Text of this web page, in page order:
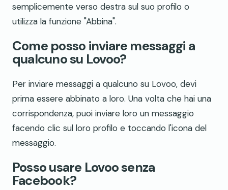
semplicemente verso destra sul suo profilo o
utilizza la funzione "Abbina".
Come posso inviare messaggi a
qualcuno su Lovoo?
Per inviare messaggi a qualcuno su Lovoo, devi
prima essere abbinato a loro. Una volta che hai una
corrispondenza, puoi inviare loro un messaggio
facendo clic sul loro profilo e toccando l'icona del
messaggio.
Posso usare Lovoo senza
Facebook?